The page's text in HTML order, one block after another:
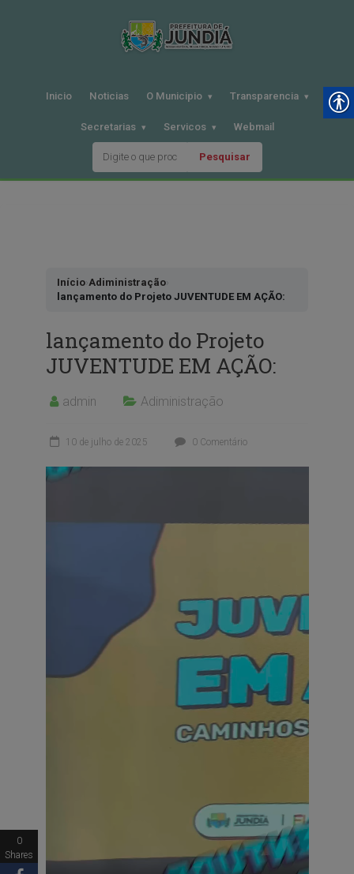
Inicio Noticias O Municipio Transparencia
Secretarias Servicos Webmail
Pesquisar
Início›Adiministração›
lançamento do Projeto JUVENTUDE EM AÇÃO:
lançamento do Projeto
JUVENTUDE EM AÇÃO:
admin Adiministração
10 de julho de 2025 0 Comentário
0
Shares